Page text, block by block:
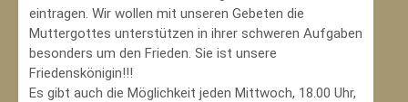
eintragen. Wir wollen mit unseren Gebeten die
Muttergottes unterstützen in ihrer schweren Aufgaben
besonders um den Frieden. Sie ist unsere
Friedenskönigin!!!
Es gibt auch die Möglichkeit jeden Mittwoch, 18.00 Uhr,